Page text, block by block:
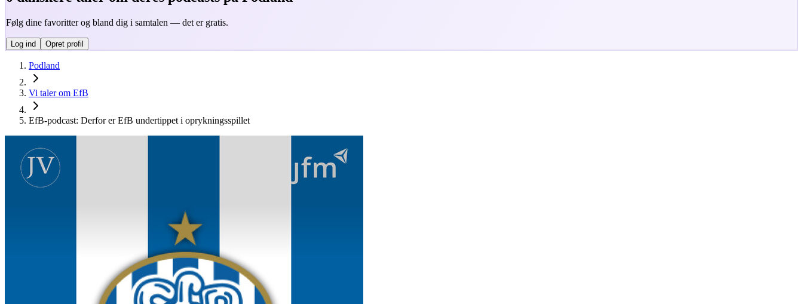
Følg dine favoritter og bland dig i samtalen — det er gratis.
Log ind Opret profil
Podland
Vi taler om EfB
EfB-podcast: Derfor er EfB undertippet i oprykningsspillet